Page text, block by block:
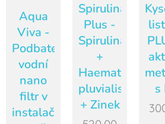
Aqua
Viva -
Podbateriový
vodní
nano
filtr v
instalační
Spirulina
Plus -
Spirulina
+
Haematococcus
pluvialis
+ Zinek
s